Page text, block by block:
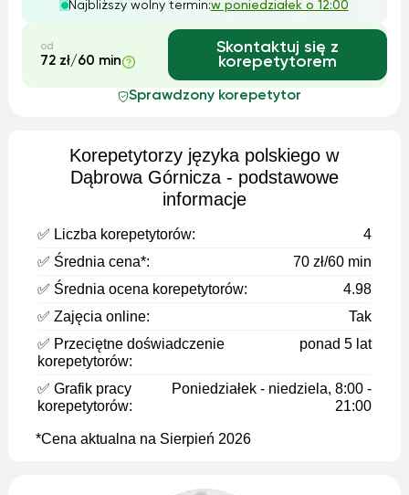
indywidualne podejście i różno...
Najbliższy wolny termin:w poniedziałek o 12:00
od
72 zł/60 min
Skontaktuj się z
korepetytorem
Sprawdzony korepetytor
Korepetytorzy języka polskiego w
Dąbrowa Górnicza - podstawowe
informacje
✅ Liczba korepetytorów:
4
✅ Średnia cena*:
70 zł/60 min
✅ Średnia ocena korepetytorów:
4.98
✅ Zajęcia online:
Tak
✅ Przeciętne doświadczenie
korepetytorów:
ponad 5 lat
✅ Grafik pracy
korepetytorów:
Poniedziałek - niedziela, 8:00 -
21:00
*Cena aktualna na Sierpień 2026